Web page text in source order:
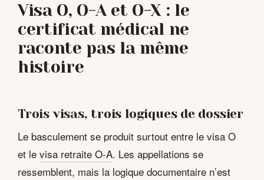
Visa O, O-A et O-X : le
certificat médical ne
raconte pas la même
histoire
Trois visas, trois logiques de dossier
Le basculement se produit surtout entre le visa O
et le visa retraite O-A. Les appellations se
ressemblent, mais la logique documentaire n’est